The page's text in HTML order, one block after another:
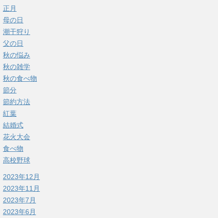
正月
母の日
潮干狩り
父の日
秋の悩み
秋の雑学
秋の食べ物
節分
節約方法
紅葉
結婚式
花火大会
食べ物
高校野球
2023年12月
2023年11月
2023年7月
2023年6月